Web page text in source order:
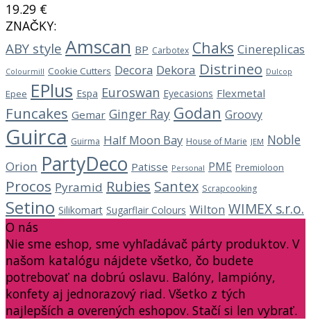
19.29 €
ZNAČKY:
ABY style Amscan BP Carbotex Chaks Cinereplicas
Colourmill Cookie Cutters Decora Dekora Distrineo Dulcop
Epee EPlus Espa Euroswan Eyecasions Flexmetal
Funcakes Gemar Ginger Ray Godan Groovy
Guirca Guirma Half Moon Bay House of Marie JEM Noble
Orion PartyDeco Patisse Personal PME Premioloon
Procos Pyramid Rubies Santex Scrapcooking
Setino Silikomart Sugarflair Colours Wilton WIMEX s.r.o.
O nás
Nie sme eshop, sme vyhľadávač párty produktov. V
našom katalógu nájdete všetko, čo budete
potrebovať na dobrú oslavu. Balóny, lampióny,
konfety aj jednorazový riad. Všetko z tých
najlepších a overených eshopov. Stačí si len vybrať.